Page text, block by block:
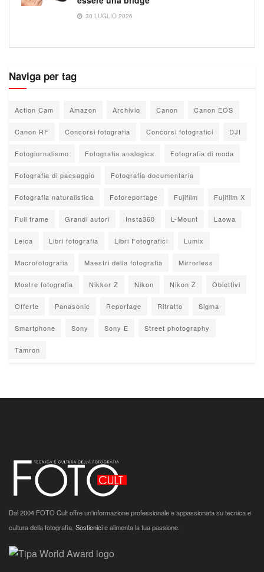
30 LUGLIO 2026
Naviga per tag
Action Cam Amazon Archivio Canon Canon EOS
Canon RF Concorsi fotografia Concorsi fotografici DJI
Fotogiornalismo Fotografia analogica Fotografia di moda
Fotografia di paesaggio Fotografia documentaria
Fotografia naturalistica Fotoreportage Fujifilm Fujifilm X
Full frame Grandi autori Insta360 L-Mount Laowa
Leica Libri fotografia Libri Fotografici Lumix
Macrofotografia Maestri della fotografia Mirrorless
Mostre fotografia Nikkor Z Nikon Nikon Z Obiettivi
Offerte Panasonic Reportage Ritratto Sigma
Smartphone Sony Sony E Street photography
Tamron
Dal 2004 FOTO Cult offre un'informazione professionale e appassionata su tecnica e
cultura della fotografia. Sostienicie alimenta la tua passione.